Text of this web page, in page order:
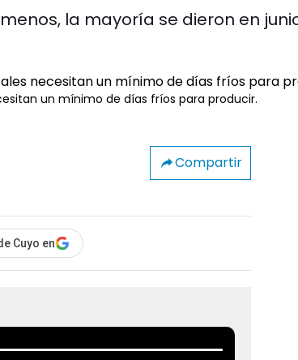
la mayoría se dieron en
un mínimo de días fríos para producir.
Compartir
Cuyo en